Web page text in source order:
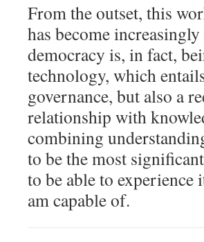
From the outset, this
has become
democracy is, in fact,
technology, which
governance, but also a
relationship with
combining
to be the most
to be able to
am capable of.